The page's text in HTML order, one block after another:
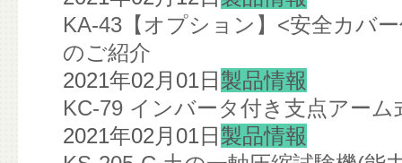
KA-43【オプション】<安全カバ
のご紹介
2021年02月01日 製品情報
KC-79 インバータ付き支点アー
2021年02月01日 製品情報